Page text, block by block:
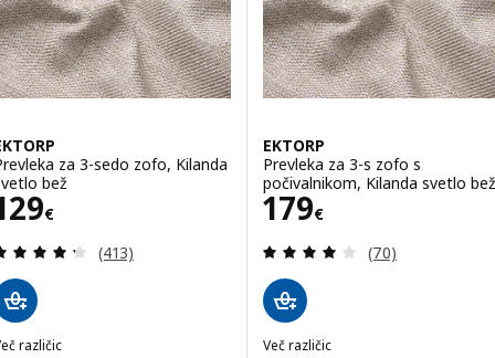
za 3-sedo zofo, Kilanda
bež
€ 129€
Pregled: 4.3 iz 5 zvezde. Skupno število
(413)
različic
EKTORP
Prevleka za 3-s zofo s
počivalnikom, Kilanda svetlo bež
179€
Cena 179€
Pregled: 4.1 iz
(70)
Več različic